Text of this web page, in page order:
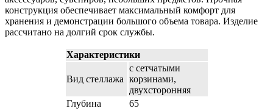
конструкция обеспечивает максимальный комфорт для
хранения и демонстрации большого объема товара. Изделие
рассчитано на долгий срок службы.
Характеристики
Вид стеллажа
с сетчатыми
корзинами,
двухсторонняя
Глубина
65